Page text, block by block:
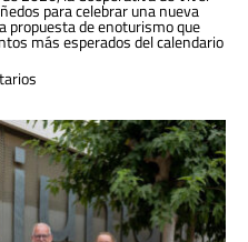
para celebrar una nueva
propuesta de enoturismo que
más esperados del calendario